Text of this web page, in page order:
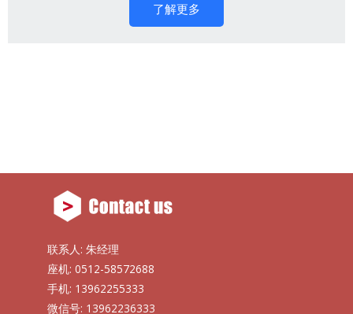
了解更多
联系人: 朱经理
座机: 0512-58572688
手机: 13962255333
微信号: 13962236333